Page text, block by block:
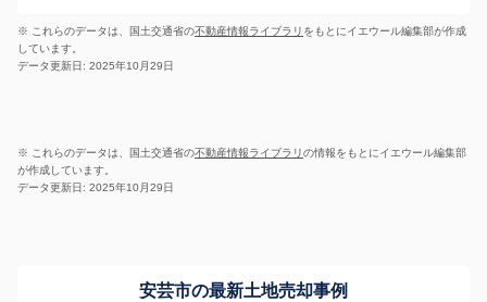
※ これらのデータは、国土交通省の不動産情報ライブラリ をもとにイエウール編集部が作成
しています。
データ更新日: 2025年10月29日
※ これらのデータは、国土交通省の不動産情報ライブラリの情報をもとにイエウール編集部
が作成しています。
データ更新日: 2025年10月29日
安芸市の最新土地売却事例